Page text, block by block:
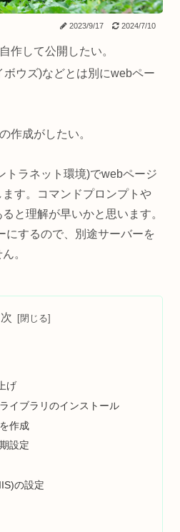
2023/9/17 2024/7/10
作して公開したい。
ボウズ)などとは別にwebペー
作成がしたい。
トラネット環境)でwebページ
す。コマンドプロンプトや
と理解が早いかと思います。
にするので、別途サーバーを
。
げ
イブラリのインストール
作成
設定
の設定